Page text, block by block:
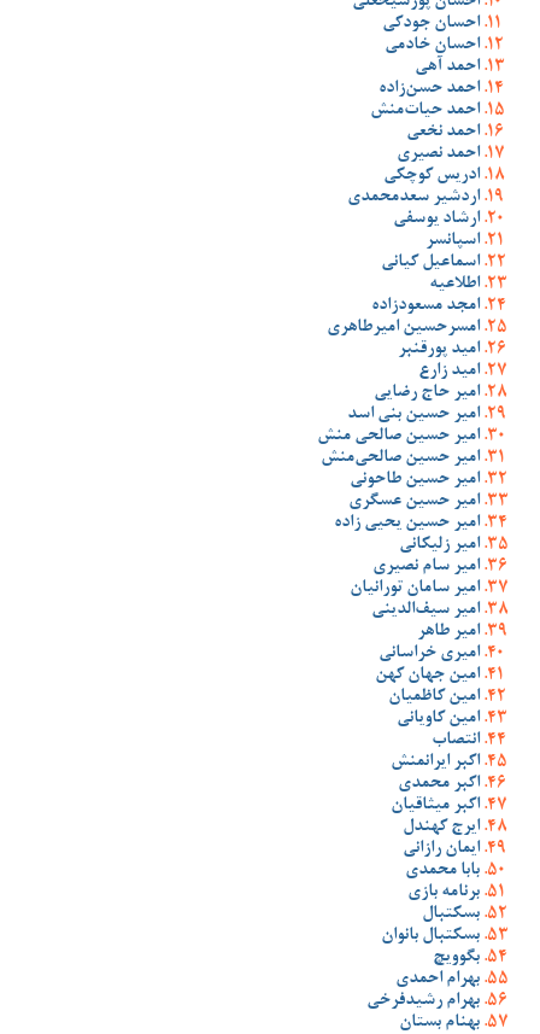
احسان جودکی
احسان خادمی
احمد آهی
احمد حسن‌زاده
احمد حیات‌منش
احمد نخعی
احمد نصیری
ادریس کوچکی
اردشیر سعدمحمدی
ارشاد یوسفی
اسپانسر
اسماعیل کیانی
اطلاعیه
امجد مسعودزاده
امسرحسین امیرطاهری
امید پورقنبر
امید زارع
امیر حاج رضایی
امیر حسین بنی اسد
امیر حسین صالحی منش
امیر حسین صالحی‌منش
امیر حسین طاحونی
امیر حسین عسگری
امیر حسین یحیی زاده
امیر زلیکانی
امیر سام نصیری
امیر سامان تورانیان
امیر سیف‌الدینی
امیر طاهر
امیری خراسانی
امین جهان کهن
امین کاظمیان
امین کاویانی
انتصاب
اکبر ایرانمنش
اکبر محمدی
اکبر میثاقیان
ایرج کهندل
ایمان رازانی
بابا محمدی
برنامه بازی
بسکتبال
بسکتبال بانوان
بگوویچ
بهرام احمدی
بهرام رشیدفرخی
بهنام بستان